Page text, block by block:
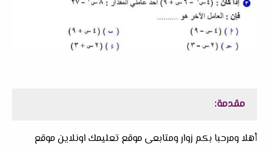
مقدمة:
أهلا ومرحبا بكم زوار ومتابعى موقع تعليمك اونلاين موقع